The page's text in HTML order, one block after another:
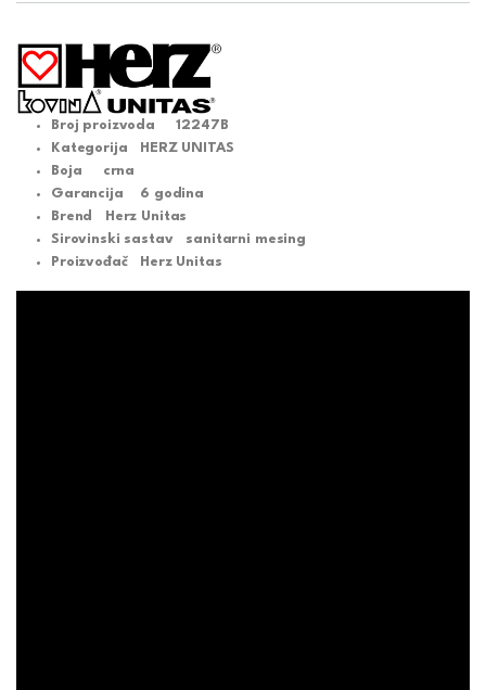
Broj proizvoda12247B
Kategorija
HERZ UNITAS
Boja crna
Garancija 6 godina
Brend
Herz Unitas
Sirovinski sastav sanitarni mesing
Proizvođač
Herz Unitas